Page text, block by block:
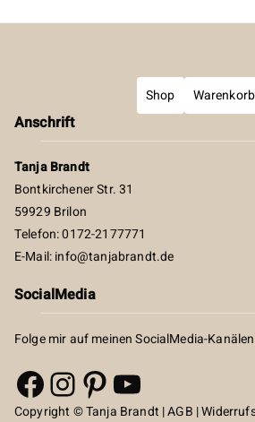
Shop Warenkorb
Anschrift
Tanja Brandt
Bontkirchener Str. 31
59929 Brilon
Telefon: 0172-2177771
E-Mail:info@tanjabrandt.de
SocialMedia
Folge mir auf meinen SocialMedia-Kanälen
Facebook
Instagram
Pinterest
YouTube
Copyright © Tanja Brandt |AGB |